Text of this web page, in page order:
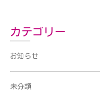
カテゴリー
お知らせ
未分類